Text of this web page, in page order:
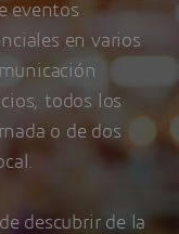
eventos
en varios
todos los
o de dos
descubrir de la